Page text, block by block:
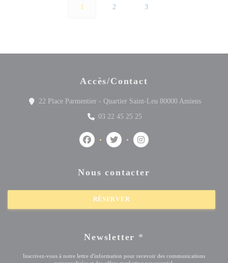
1 2 3
Accès/Contact
22 Place Parmentier - Quartier Saint-Leu 80000 Amiens((ouvre
03 22 45 25 25
Facebook ((ouvre une nouvelle fenêtre))
Twitter ((ouvre une nouvelle
Instagram ((ouvre une
Nous contacter
RÉSERVER
Newsletter *
Inscrivez-vous à notre lettre d'information pour recevoir des communications